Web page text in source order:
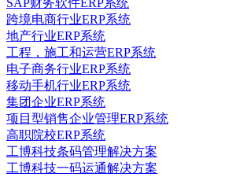
SAP财务软件ERP系统
跨境电商行业ERP系统
地产行业ERP系统
工程，施工和运营ERP系统
电子商务行业ERP系统
移动手机行业ERP系统
集团企业ERP系统
项目型销售企业管理ERP系统
高职院校ERP系统
工博科技条码管理解决方案
工博科技一码运通解决方案